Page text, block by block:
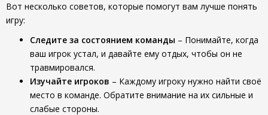
Вот несколько советов, которые помогут вам лучше понять
игру:
Следите за состоянием команды – Понимайте, когда
ваш игрок устал, и давайте ему отдых, чтобы он не
травмировался.
Изучайте игроков – Каждому игроку нужно найти своё
место в команде. Обратите внимание на их сильные и
слабые стороны.